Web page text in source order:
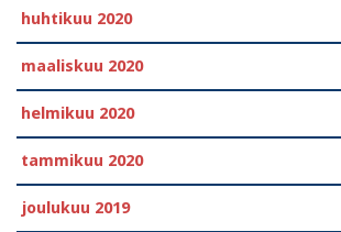
huhtikuu 2020
maaliskuu 2020
helmikuu 2020
tammikuu 2020
joulukuu 2019